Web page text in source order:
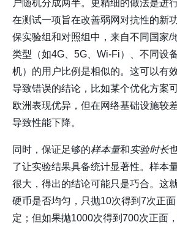
户随机分成两半。更精细的做法是进
在测试一项旨在改善弱网对抗性的新
保实验组和对照组中，来自不同国家/
类型（如4G、5G、Wi-Fi）、不同设
机）的用户比例是相似的。这可以有
导致错误的结论，比如某个优化方案
欧洲表现优异，但在网络基础设施较
导致性能下降。
同时，保证足够的样本量和实验时长
了让实验结果具备统计显著性。样本
很大，得出的结论可能只是巧合。这
硬币是否均匀，只抛10次得到7次正
定；但如果抛1000次得到700次正面